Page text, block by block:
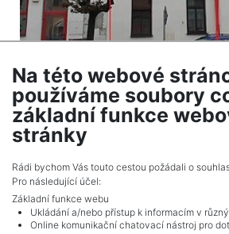
Dům na prodej / rodinný dům / 73
Přibyslav
2 990 000 Kč (za nemovitost)
provize
Celkem1
Na této webové
používáme soubory
základní funkce
stránky
Rádi bychom Vás touto cestou požádali o
Pro následující účel:
Základní funkce webu
Ukládání a/nebo přístup k informacím v
Online komunikační chatovací nástroj pro